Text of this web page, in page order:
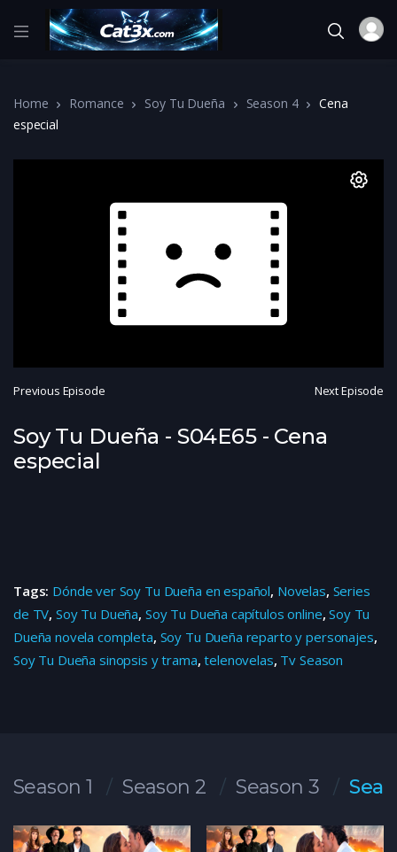
Home Romance Soy Tu Dueña Season 4
Cena
especial
Previous Episode Next Episode
Soy Tu Dueña - S04E65 - Cena
especial
Tags: Dónde ver Soy Tu Dueña en español, Novelas, Series
de TV, Soy Tu Dueña, Soy Tu Dueña capítulos online,Soy Tu
Dueña novela completa, Soy Tu Dueña reparto y personajes,
Soy Tu Dueña sinopsis y trama,telenovelas, Tv Season
Season 1 Season 2 Season 3